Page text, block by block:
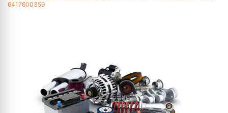
6417600359